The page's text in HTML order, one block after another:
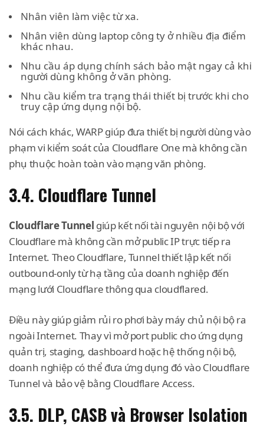
Nhân viên làm việc từ xa.
Nhân viên dùng laptop công ty ở nhiều địa điểm
khác nhau.
Nhu cầu áp dụng chính sách bảo mật ngay cả khi
người dùng không ở văn phòng.
Nhu cầu kiểm tra trạng thái thiết bị trước khi cho
truy cập ứng dụng nội bộ.
Nói cách khác, WARP giúp đưa thiết bị người dùng vào
phạm vi kiểm soát của Cloudflare One mà không cần
phụ thuộc hoàn toàn vào mạng văn phòng.
3.4. Cloudflare Tunnel
Cloudflare Tunnel giúp kết nối tài nguyên nội bộ với
Cloudflare mà không cần mở public IP trực tiếp ra
Internet. Theo Cloudflare, Tunnel thiết lập kết nối
outbound-only từ hạ tầng của doanh nghiệp đến
mạng lưới Cloudflare thông qua cloudflared.
Điều này giúp giảm rủi ro phơi bày máy chủ nội bộ ra
ngoài Internet. Thay vì mở port public cho ứng dụng
quản trị, staging, dashboard hoặc hệ thống nội bộ,
doanh nghiệp có thể đưa ứng dụng đó vào Cloudflare
Tunnel và bảo vệ bằng Cloudflare Access.
3.5. DLP, CASB và Browser Isolation